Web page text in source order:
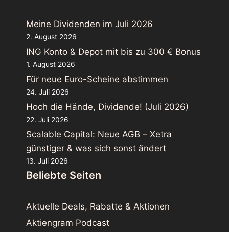
Meine Dividenden im Juli 2026
2. August 2026
ING Konto & Depot mit bis zu 300 € Bonus
1. August 2026
Für neue Euro-Scheine abstimmen
24. Juli 2026
Hoch die Hände, Dividende! (Juli 2026)
22. Juli 2026
Scalable Capital: Neue AGB – Xetra
günstiger & was sich sonst ändert
13. Juli 2026
Beliebte Seiten
Aktuelle Deals, Rabatte & Aktionen
Aktiengram Podcast